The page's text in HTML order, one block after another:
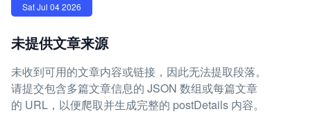
Sat Jul 04 2026
未提供文章来源
未收到可用的文章内容或链接，因此无法提取段落。
请提交包含多篇文章信息的 JSON 数组或每篇文章
的 URL，以便爬取并生成完整的 postDetails 内容。